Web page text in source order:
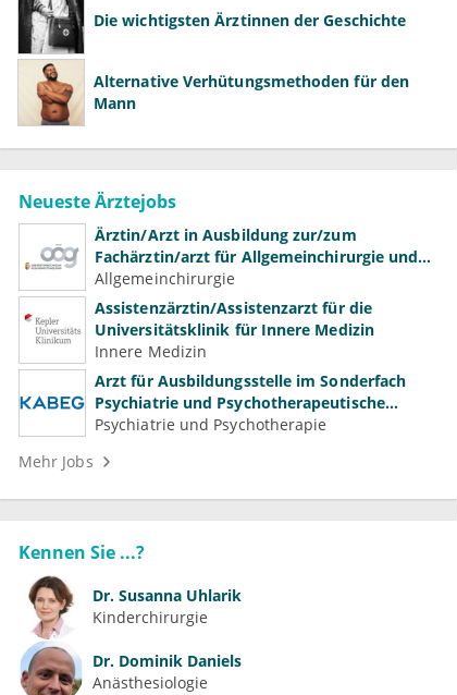
Die wichtigsten Ärztinnen der Geschichte
Alternative Verhütungsmethoden für den
Mann
Neueste Ärztejobs
Ärztin/Arzt in Ausbildung zur/zum
Fachärztin/arzt für Allgemeinchirurgie und
Gefäßchirurgie
Allgemeinchirurgie
Assistenzärztin/Assistenzarzt für die
Universitätsklinik für Innere Medizin
Innere Medizin
Arzt für Ausbildungsstelle im Sonderfach
Psychiatrie und Psychotherapeutische
Medizin (m/w/d)
Psychiatrie und Psychotherapie
Mehr Jobs
Kennen Sie ...?
Dr. Susanna Uhlarik
Kinderchirurgie
Dr. Dominik Daniels
Anästhesiologie